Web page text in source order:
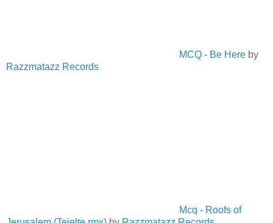
MCQ - Be Here by
Razzmatazz Records
Mcq - Roofs of